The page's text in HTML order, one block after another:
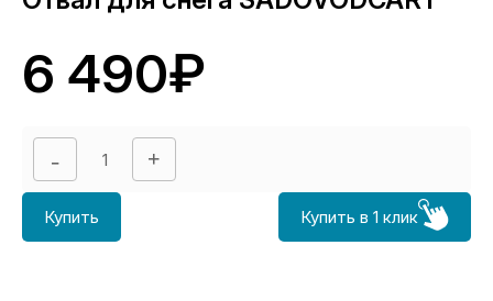
6 490₽
Купить Купить в 1 клик